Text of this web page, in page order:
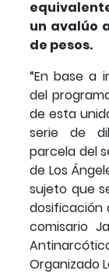
un avalúo
de pesos.
“En base a
del
de esta
serie de
parcela del
de Los
sujeto que
dosificación
comisario
Organizado